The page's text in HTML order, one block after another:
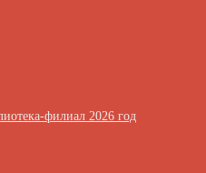
филиал 2026 год